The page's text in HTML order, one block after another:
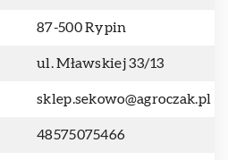
87-500 Rypin
ul. Mławskiej 33/13
sklep.sekowo@agroczak.pl
48575075466